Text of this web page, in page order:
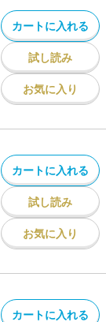
カートに入れる
試し読み
お気に入り
カートに入れる
試し読み
お気に入り
カートに入れる